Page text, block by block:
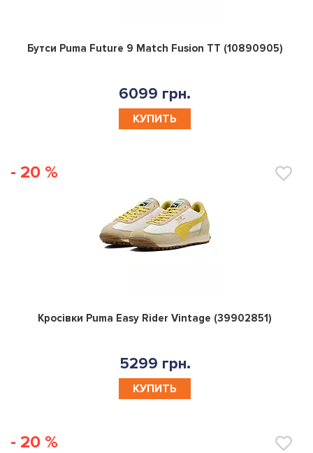
0
Бутси Puma Future 9 Match Fusion TT (10890905)
6099 грн.
КУПИТЬ
- 20 %
0
Кросівки Puma Easy Rider Vintage (39902851)
5299 грн.
КУПИТЬ
- 20 %